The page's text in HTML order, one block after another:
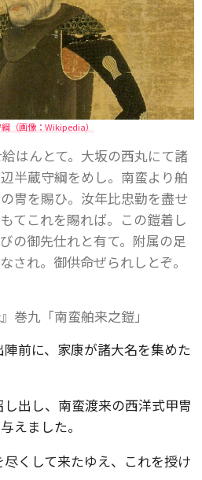
（画像：Wikipedia）
はんとて。大坂の西丸にて諸
半蔵守綱をめし。南蛮より舶
冑を賜ひ。汝年比忠勤を盡せ
てこれを賜れば。この鎧着し
の御先仕れと有て。附属の足
され。御供命ぜられしとぞ。
巻九「南蛮舶来之鎧」
陣前に、家康が諸大名を集めた
出し、南蛮渡来の西洋式甲冑
えました。
尽くして来たゆえ、これを授け